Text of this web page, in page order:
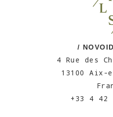
/
4 Rue des
13100 Aix-
+33 4 42